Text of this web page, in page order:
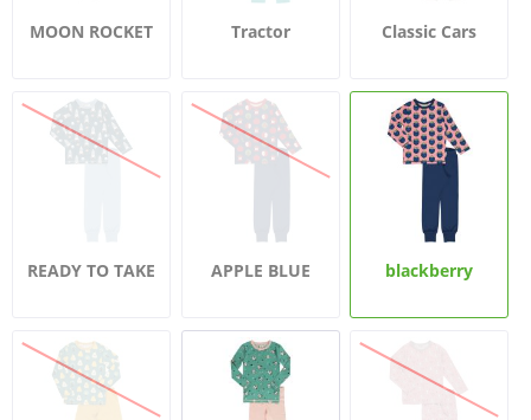
MOON ROCKET Tractor Classic Cars
READY TO TAKE APPLE BLUE blackberry